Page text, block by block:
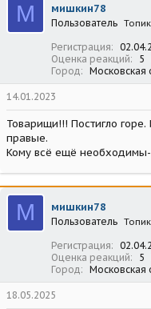
М мишкин78
Пользователь
Регистрация
Оценка реакций
5
Город
Московская
14.01.2023
Товарищи!!! Постигло
правые.
Кому всё ещё
М мишкин78
Пользователь
Регистрация
Оценка реакций
5
Город
Московская
18.05.2025